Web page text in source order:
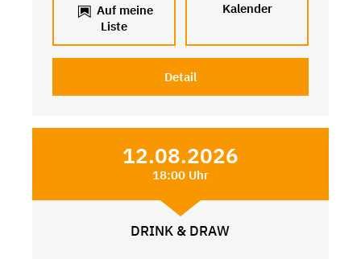
Auf meine
Liste
Kalender
Detail
12.08.2026
18:00 Uhr
DRINK & DRAW